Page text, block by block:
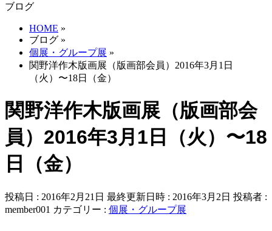
ブログ
HOME »
ブログ »
個展・グループ展 »
関野洋作木版画展（版画部会員）2016年3月1日
（火）〜18日（金）
関野洋作木版画展（版画部会
員）2016年3月1日（火）〜18
日（金）
投稿日 : 2016年2月21日 最終更新日時 : 2016年3月2日 投稿者 :
member001 カテゴリー : 個展・グループ展